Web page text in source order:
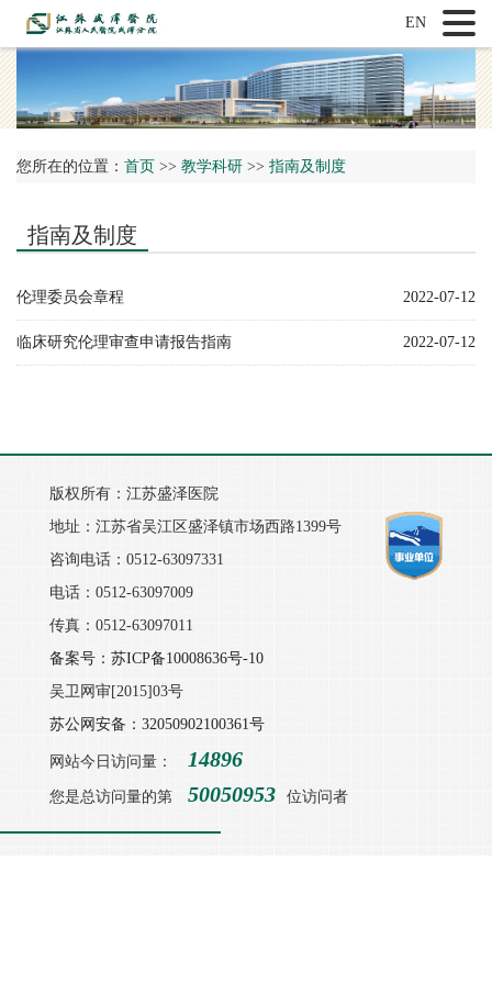
EN
您所在的位置： 首页 >> 教学科研 >> 指南及制度
指南及制度
伦理委员会章程 2022-07-12
临床研究伦理审查申请报告指南 2022-07-12
版权所有：江苏盛泽医院
地址：江苏省吴江区盛泽镇市场西路1399号
咨询电话：0512-63097331
电话：0512-63097009
传真：0512-63097011
备案号：苏ICP备10008636号-10
吴卫网审[2015]03号
苏公网安备：32050902100361号
网站今日访问量： 14896
您是总访问量的第 50050953 位访问者